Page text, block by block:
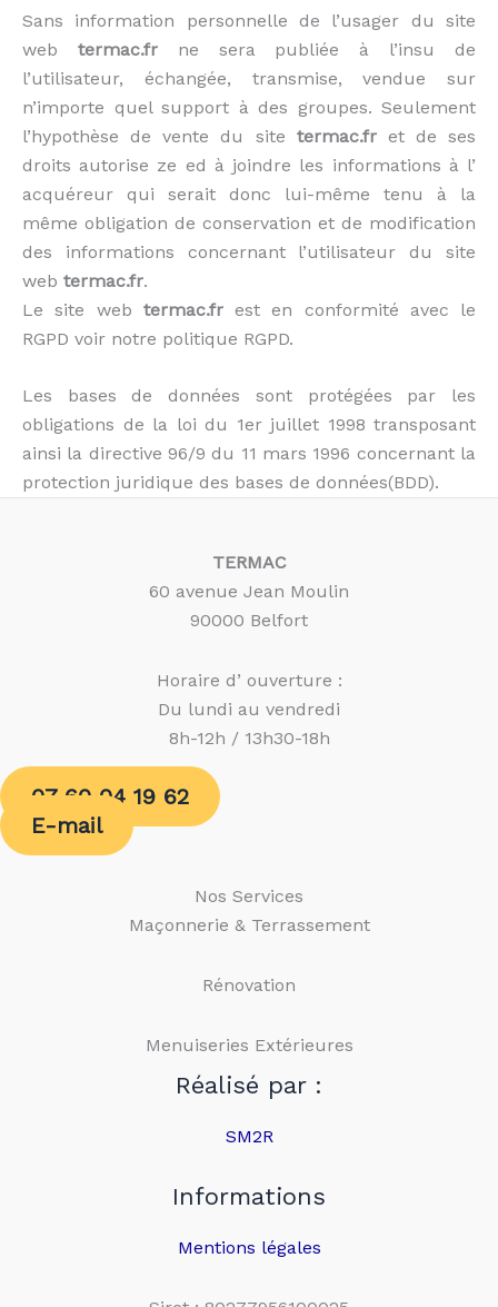
Sans information personnelle de l’usager du site
web termac.frne sera publiée à l’insu de
l’utilisateur, échangée, transmise, vendue sur
n’importe quel support à des groupes. Seulement
l’hypothèse de vente du site termac.fret de ses
droits autorise ze ed à joindre les informations à l’
acquéreur qui serait donc lui-même tenu à la
même obligation de conservation et de modification
des informations concernant l’utilisateur du site
web termac.fr.
Le site web termac.frest en conformité avec le
RGPD voir notre politique RGPD.
Les bases de données sont protégées par les
obligations de la loi du 1er juillet 1998 transposant
ainsi la directive 96/9 du 11 mars 1996 concernant la
protection juridique des bases de données(BDD).
TERMAC
60 avenue Jean Moulin
90000 Belfort
Horaire d’ ouverture :
Du lundi au vendredi
8h-12h / 13h30-18h
07 60 04 19 62
E-mail
Nos Services
Maçonnerie & Terrassement
Rénovation
Menuiseries Extérieures
Réalisé par :
SM2R
Informations
Mentions légales